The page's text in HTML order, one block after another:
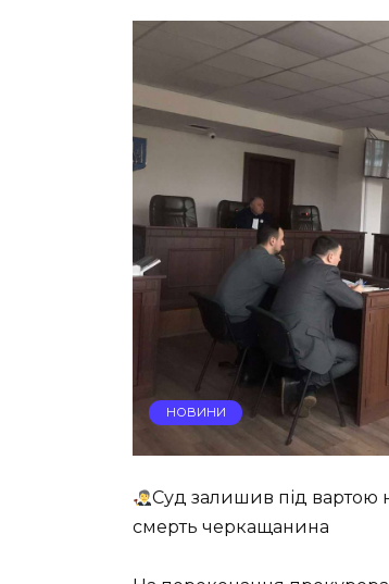
НОВИНИ
Суд залишив під вартою
смерть черкащанина